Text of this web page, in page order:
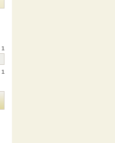
1
1